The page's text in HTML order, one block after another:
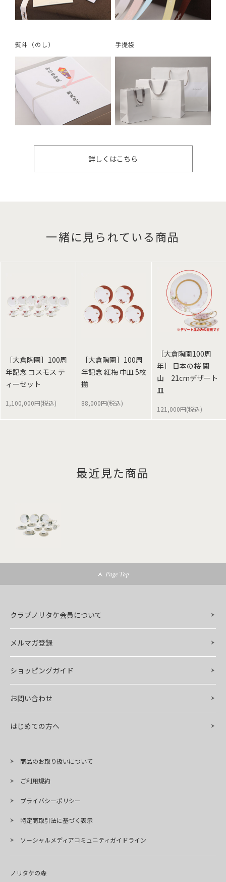
熨斗（のし） 手提袋
詳しくはこちら
一緒に見られている商品
［大倉陶園］100周
年記念 コスモス テ
ィーセット
1,100,000円(税込)
［大倉陶園］100周
年記念 紅梅 中皿 5枚
揃
88,000円(税込)
［大倉陶園100周
年］ 日本の桜 関
山 21cmデザート
皿
121,000円(税込)
最近見た商品
Page Top
クラブノリタケ会員について
メルマガ登録
ショッピングガイド
お問い合わせ
はじめての方へ
商品のお取り扱いについて
ご利用規約
プライバシーポリシー
特定商取引法に基づく表示
ソーシャルメディアコミュニティガイドライン
ノリタケの森